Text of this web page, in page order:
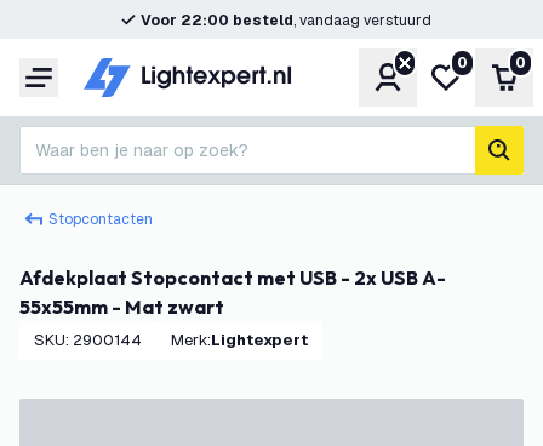
Voor 22:00 besteld, vandaag verstuurd
Menu Account
Mijn
0 0
Waar ben je naar op zoek?
Stopcontacten
Afdekplaat Stopcontact met USB - 2x USB A-
55x55mm - Mat zwart
SKU: 2900144 Merk: Lightexpert